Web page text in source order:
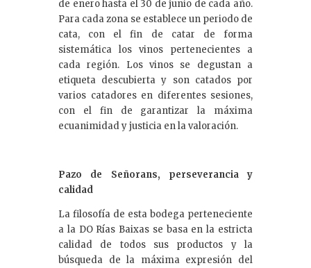
de enero hasta el 30 de junio de cada año.
Para cada zona se establece un periodo de
cata, con el fin de catar de forma
sistemática los vinos pertenecientes a
cada región. Los vinos se degustan a
etiqueta descubierta y son catados por
varios catadores en diferentes sesiones,
con el fin de garantizar la máxima
ecuanimidad y justicia en la valoración.
Pazo de Señorans, perseverancia y
calidad
La filosofía de esta bodega perteneciente
a la DO Rías Baixas se basa en la estricta
calidad de todos sus productos y la
búsqueda de la máxima expresión del